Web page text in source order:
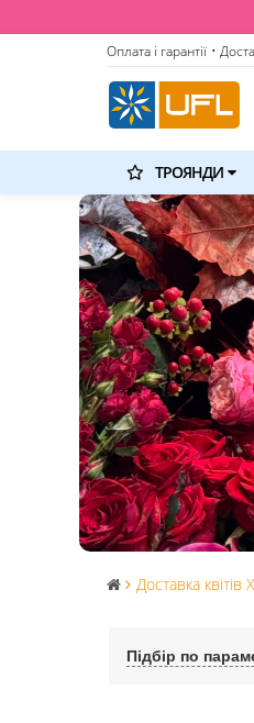
Оплата і гарантії •
ТРОЯНДИ
Доставка
Підбір по